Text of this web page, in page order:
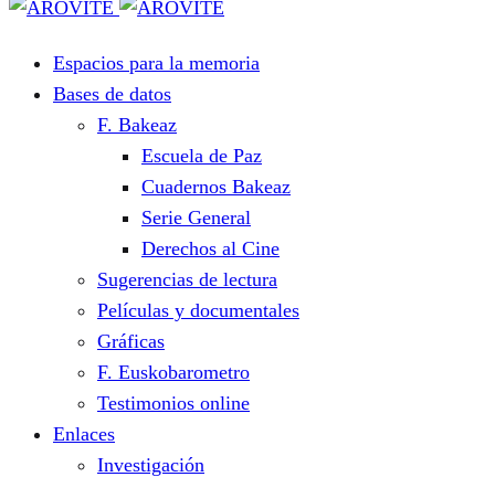
Espacios para la memoria
Bases de datos
F. Bakeaz
Escuela de Paz
Cuadernos Bakeaz
Serie General
Derechos al Cine
Sugerencias de lectura
Películas y documentales
Gráficas
F. Euskobarometro
Testimonios online
Enlaces
Investigación